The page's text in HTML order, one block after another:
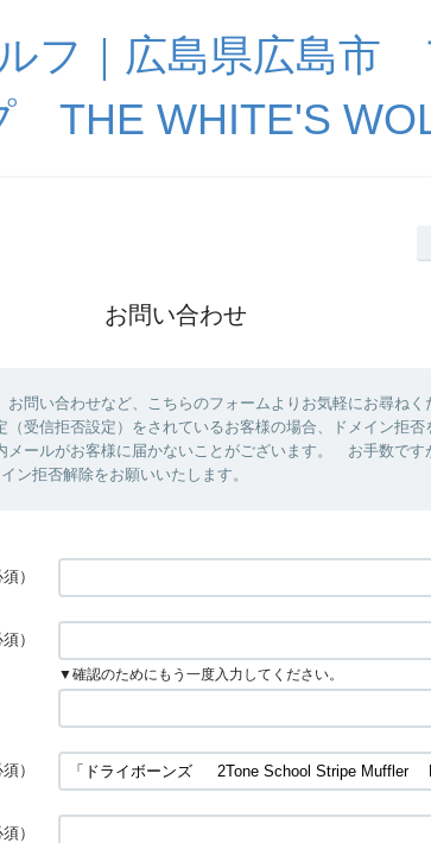
フ｜広島県広島市
THE WHITE'S
お問い合わせ
お問い合わせなど、こちらのフォームよりお気軽にお尋ねく
（受信拒否設定）をされているお客様の場合、ドメイン拒否
メールがお客様に届かないことがございます。 お手数です
ン拒否解除をお願いいたします。
須）
須）
▼確認のためにもう一度入力してください。
須）
須）